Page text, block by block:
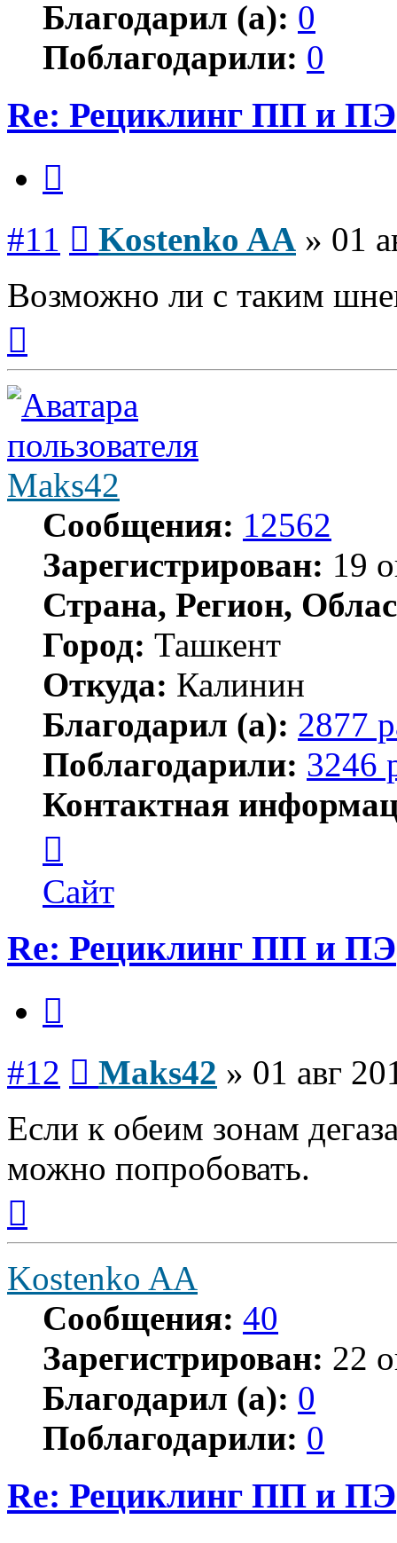
Благодарил (а): 0
Поблагодарили: 0
Re: Рециклинг ПП и ПЭ
#11 Kostenko AA » 01
Возможно ли с таким
началу
Maks42
Сообщения: 12562
Зарегистрирован: 19
Страна, Регион,
Город: Ташкент
Откуда: Калинин
Благодарил (а): 2877
Поблагодарили: 3246
Контактная
пользователя
Maks42
Сайт
Re: Рециклинг ПП и ПЭ
#12 Maks42 » 01 авг
Если к обеим зонам
можно попробовать.
началу
Kostenko AA
Сообщения: 40
Зарегистрирован: 22
Благодарил (а): 0
Поблагодарили: 0
Re: Рециклинг ПП и ПЭ